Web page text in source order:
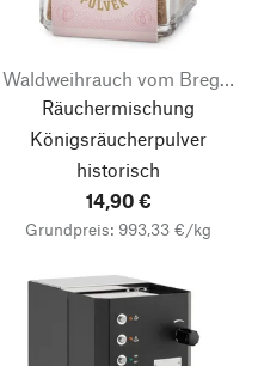
Waldweihrauch vom Bregahof
Räuchermischung
Königsräucherpulver
historisch
14,90 €
Grundpreis: 993,33 €/kg